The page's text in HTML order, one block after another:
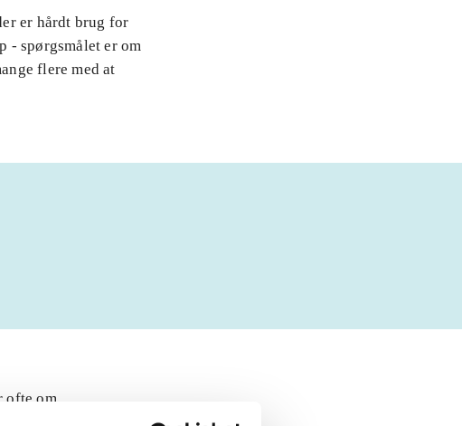
er hårdt brug for
- spørgsmålet er om
flere med at
ofte om